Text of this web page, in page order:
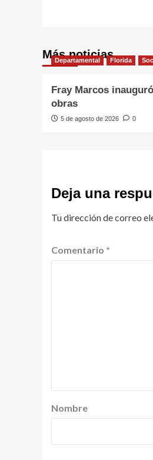
Más noticias
Departamental Florida
Fray Marcos
obras
5 de agosto de 2026 0
Deja una
Tu dirección de correo
Comentario *
Nombre